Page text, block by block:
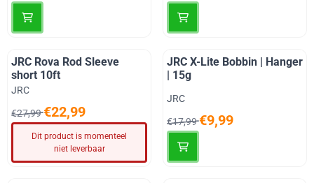
JRC Rova Rod Sleeve
short 10ft
Merk:
JRC
Van 27,99 voor 22,99
€27,99€22,99
Dit product is momenteel
niet leverbaar
JRC X-Lite Bobbin | Hanger
| 15g
Merk:
JRC
Van 17,99 voor 9,99
€17,99€9,99